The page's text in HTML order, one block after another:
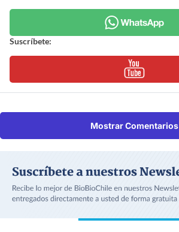
Suscríbete:
Mostrar Comentarios